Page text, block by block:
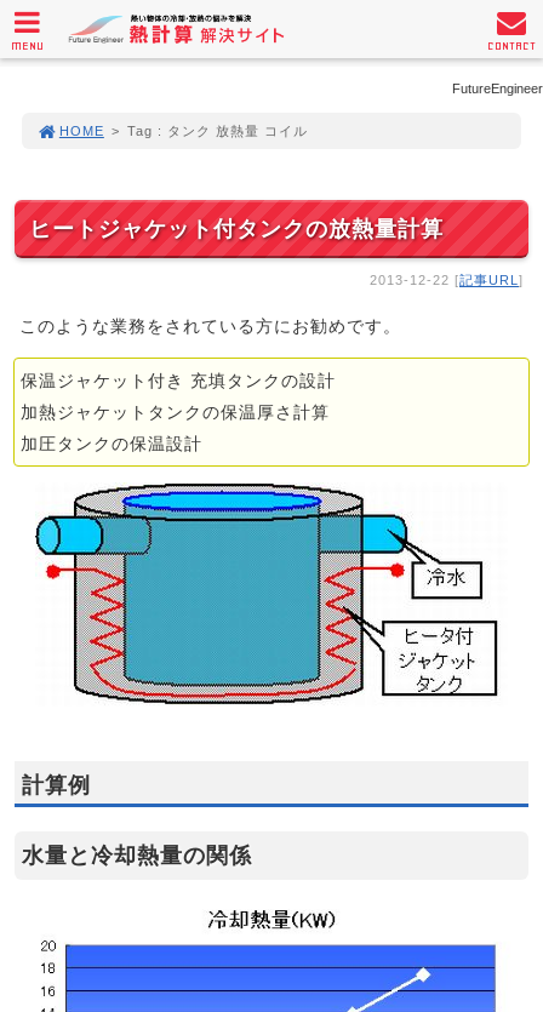
FutureEngineer
HOME > Tag : タンク 放熱量 コイル
ヒートジャケット付タンクの放熱量計算
2013-12-22 [記事URL ]
このような業務をされている方にお勧めです。
保温ジャケット付き 充填タンクの設計
加熱ジャケットタンクの保温厚さ計算
加圧タンクの保温設計
計算例
水量と冷却熱量の関係
MENU CONTACT